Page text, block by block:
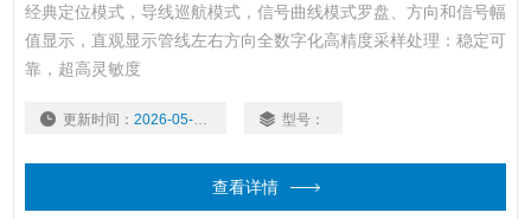
经典定位模式，导线巡航模式，信号曲线模式罗盘、方向和信号幅
值显示，直观显示管线左右方向全数字化高精度采样处理：稳定可
靠，超高灵敏度
更新时间： 2026-05-20 型号：
查看详情